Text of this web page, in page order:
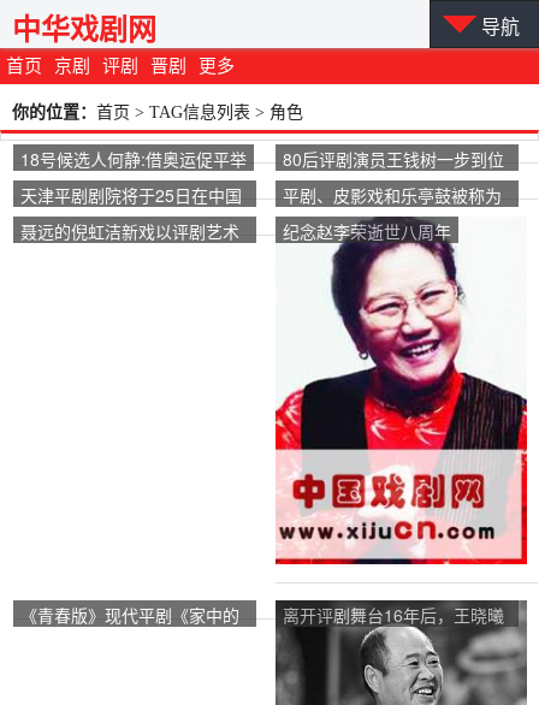
首页 京剧 评剧 晋剧 更多
中华戏剧网 导航
你的位置： 首页 > TAG信息列表 > 角色
18号候选人何静:借奥运促平举
80后评剧演员王钱树一步到位
成为执行董事
天津平剧剧院将于25日在中国
大剧院上演著名的尚常戎弟子
平剧、皮影戏和乐亭鼓被称为
“冀东三花”。电视剧《京东三
朵花》正在唐山拍摄。
聂远的倪虹洁新戏以评剧艺术
纪念赵李荣逝世八周年
《青春版》现代平剧《家中的
离开评剧舞台16年后，王晓曦
既奇怪又善良(照片)